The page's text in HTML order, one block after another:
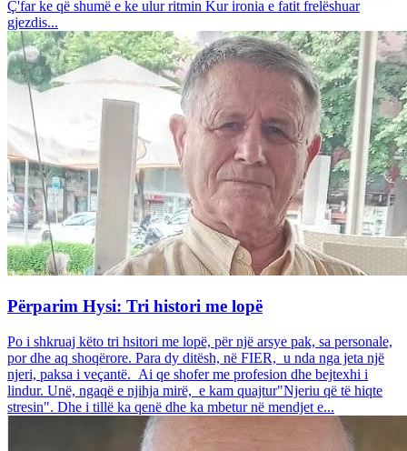
Ç'far ke që shumë e ke ulur ritmin Kur ironia e fatit frelëshuar
gjezdis...
Përparim Hysi: Tri histori me lopë
Po i shkruaj këto tri hsitori me lopë, për një arsye pak, sa personale,
por dhe aq shoqërore. Para dy ditësh, në FIER, u nda nga jeta një
njeri, paksa i veçantë. Ai qe shofer me profesion dhe bejtexhi i
lindur. Unë, ngaqë e njihja mirë, e kam quajtur"Njeriu që të hiqte
stresin". Dhe i tillë ka qenë dhe ka mbetur në mendjet e...